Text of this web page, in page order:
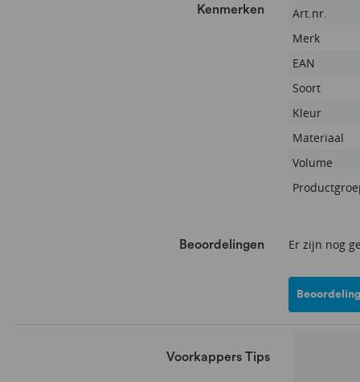
Kenmerken Kenmerken
Art.nr.
Merk
EAN
Soort
Kleur
Materiaal
Volume
Beoordelingen Er zijn nog
Voorkappers Tips